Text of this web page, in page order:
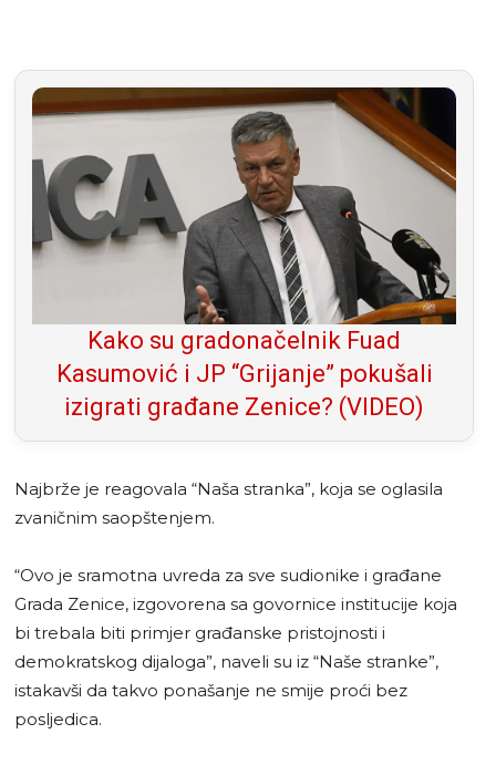
Kako su gradonačelnik Fuad
Kasumović i JP “Grijanje” pokušali
izigrati građane Zenice? (VIDEO)
Najbrže je reagovala “Naša stranka”, koja se oglasila
zvaničnim saopštenjem.
“Ovo je sramotna uvreda za sve sudionike i građane
Grada Zenice, izgovorena sa govornice institucije koja
bi trebala biti primjer građanske pristojnosti i
demokratskog dijaloga”, naveli su iz “Naše stranke”,
istakavši da takvo ponašanje ne smije proći bez
posljedica.